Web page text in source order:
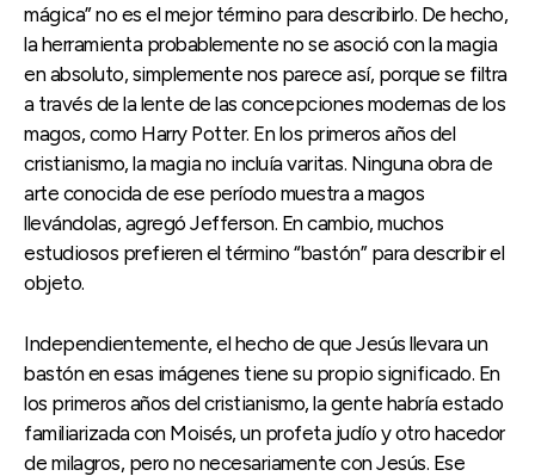
mágica” no es el mejor término para describirlo. De hecho,
la herramienta probablemente no se asoció con la magia
en absoluto, simplemente nos parece así, porque se filtra
a través de la lente de las concepciones modernas de los
magos, como Harry Potter. En los primeros años del
cristianismo, la magia no incluía varitas. Ninguna obra de
arte conocida de ese período muestra a magos
llevándolas, agregó Jefferson. En cambio, muchos
estudiosos prefieren el término “bastón” para describir el
objeto.
Independientemente, el hecho de que Jesús llevara un
bastón en esas imágenes tiene su propio significado. En
los primeros años del cristianismo, la gente habría estado
familiarizada con Moisés, un profeta judío y otro hacedor
de milagros, pero no necesariamente con Jesús. Ese